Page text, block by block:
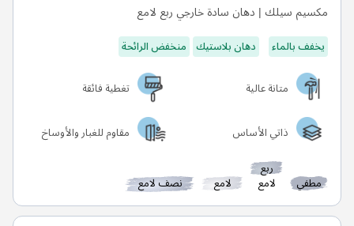
مكسيم سيلك | دهان سادة خارجي ربع لامع
يخفف بالماء دهان بلاستيك منخفض الرائحة
متانة عالية
تغطية فائقة
ذاتي الأساس
مقاوم للغبار والأوساخ
مطفي
ربع
لامع لامع نصف لامع